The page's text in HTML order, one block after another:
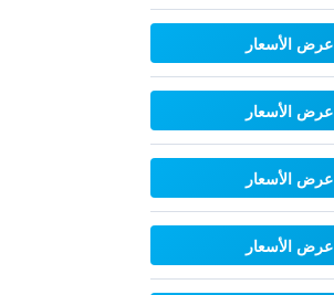
عرض الأسعار
عرض الأسعار
عرض الأسعار
عرض الأسعار